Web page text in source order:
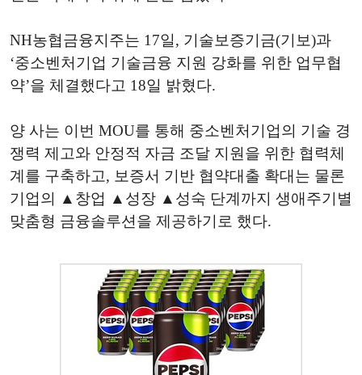
NH농협금융지주는 17일, 기술보증기금(기보)과
‘중소벤처기업 기술금융 지원 강화를 위한 업무협
약’을 체결했다고 18일 밝혔다.
양 사는 이번 MOU를 통해 중소벤처기업의 기술 경
쟁력 제고와 안정적 자금 조달 지원을 위한 협력체
계를 구축하고, 보증서 기반 협약대출 확대는 물론
기업의 ▲창업 ▲성장 ▲성숙 단계까지 생애주기별
맞춤형 금융솔루션을 제공하기로 했다.